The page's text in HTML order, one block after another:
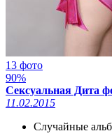
13 фото
90%
Сексуальная Дита
11.02.2015
Случайные